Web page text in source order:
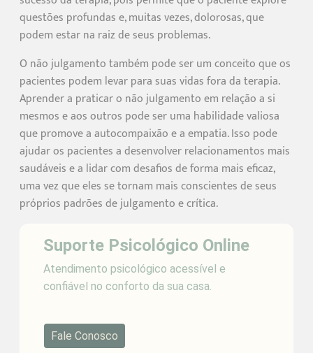
questões profundas e, muitas vezes, dolorosas, que
podem estar na raiz de seus problemas.
O não julgamento também pode ser um conceito que os
pacientes podem levar para suas vidas fora da terapia.
Aprender a praticar o não julgamento em relação a si
mesmos e aos outros pode ser uma habilidade valiosa
que promove a autocompaixão e a empatia. Isso pode
ajudar os pacientes a desenvolver relacionamentos mais
saudáveis e a lidar com desafios de forma mais eficaz,
uma vez que eles se tornam mais conscientes de seus
próprios padrões de julgamento e crítica.
Suporte Psicológico Online
Atendimento psicológico acessível e
confiável no conforto da sua casa.
Fale Conosco